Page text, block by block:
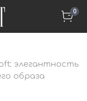
0
элегантность
образа